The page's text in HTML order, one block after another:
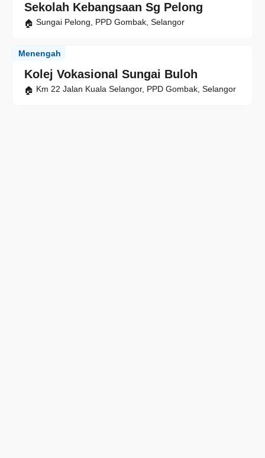
Sekolah Kebangsaan Sg Pelong
Sungai Pelong, PPD Gombak, Selangor
Kolej Vokasional Sungai Buloh
Menengah
Km 22 Jalan Kuala Selangor, PPD Gombak, Selangor